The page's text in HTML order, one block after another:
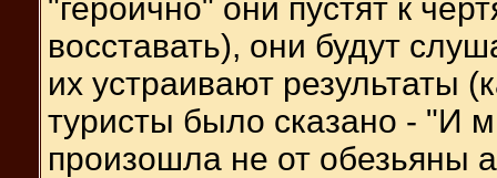
"героично" они пустят к
восставать), они будут
их устраивают результаты
туристы было сказано - "И
произошла не от обезьяны